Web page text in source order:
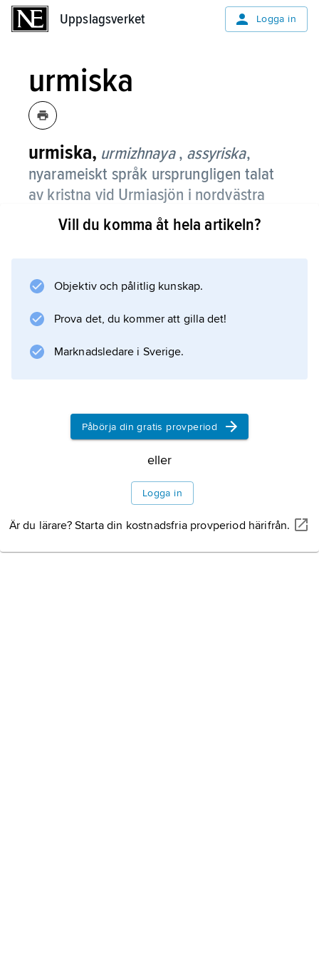
Uppslagsverket Logga in
urmiska
urmiska, urmizhnaya , assyriska,
nyarameiskt språk ursprungligen talat
av kristna vid Urmiasjön i nordvästra
Iran, där det skapades i början av 1800-
talet av amerikanska missionärer.
andra länder i Mellanöstern, i Europa och
enda nyarameiska språk som har eget
skriftspråk.
Information om artikeln
Vill du komma åt hela artikeln?
Objektiv och pålitlig kunskap.
Prova det, du kommer att gilla det!
Marknadsledare i Sverige.
Påbörja din gratis provperiod
eller
Logga in
Är du lärare? Starta din kostnadsfria provperiod härifrån.